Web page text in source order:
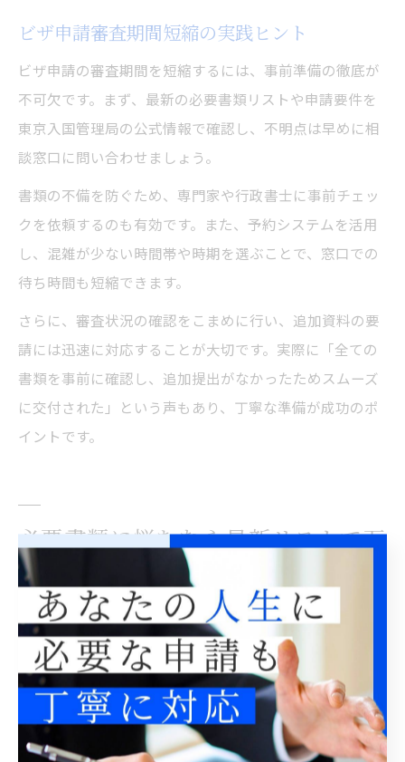
ビザ申請審査期間短縮の実践ヒント
ビザ申請の審査期間を短縮するには、事前準備の徹底が
不可欠です。まず、最新の必要書類リストや申請要件を
東京入国管理局の公式情報で確認し、不明点は早めに相
談窓口に問い合わせましょう。
書類の不備を防ぐため、専門家や行政書士に事前チェッ
クを依頼するのも有効です。また、予約システムを活用
し、混雑が少ない時間帯や時期を選ぶことで、窓口での
待ち時間も短縮できます。
さらに、審査状況の確認をこまめに行い、追加資料の要
請には迅速に対応することが大切です。実際に「全ての
書類を事前に確認し、追加提出がなかったためスムーズ
に交付された」という声もあり、丁寧な準備が成功のポ
イントです。
必要書類に悩むなら最新リストで万
全準備
ビザ申請の必要書類リストを最新情報で確認
ビザ申請を東京都で行う際、最新の必要書類リストを確
認することは極めて重要です。制度改正や申請内容の変
更により、必要書類が突然追加・削除されるケースも珍
しくありません。特に2024年以降、在留資格の種類や申